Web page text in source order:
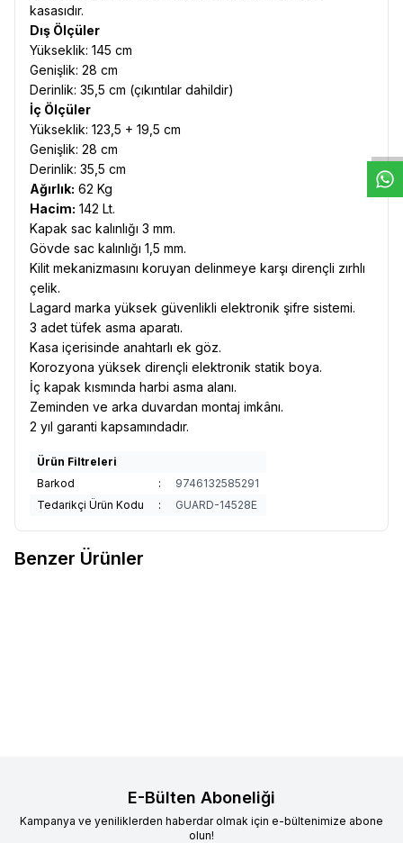
kasasıdır.
Dış Ölçüler
Yükseklik: 145 cm
Genişlik: 28 cm
Derinlik: 35,5 cm (çıkıntılar dahildir)
İç Ölçüler
Yükseklik: 123,5 + 19,5 cm
Genişlik: 28 cm
Derinlik: 35,5 cm
Ağırlık: 62 Kg
Hacim: 142 Lt.
Kapak sac kalınlığı 3 mm.
Gövde sac kalınlığı 1,5 mm.
Kilit mekanizmasını koruyan delinmeye karşı dirençli zırhlı
çelik.
Lagard marka yüksek güvenlikli elektronik şifre sistemi.
3 adet tüfek asma aparatı.
Kasa içerisinde anahtarlı ek göz.
Korozyona yüksek dirençli elektronik statik boya.
İç kapak kısmında harbi asma alanı.
Zeminden ve arka duvardan montaj imkânı.
2 yıl garanti kapsamındadır.
Ürün Filtreleri
Barkod
:
9746132585291
Tedarikçi Ürün Kodu
: GUARD-14528E
Benzer Ürünler
E-Bülten Aboneliği
Kampanya ve yeniliklerden haberdar olmak için e-bültenimize abone
olun!